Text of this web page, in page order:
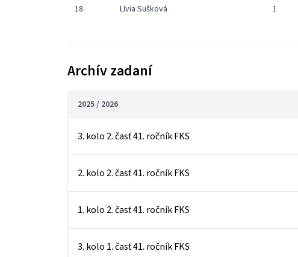
18. Lívia Sušková 1
Archív zadaní
2025 / 2026
3. kolo 2. časť 41. ročník FKS
2. kolo 2. časť 41. ročník FKS
1. kolo 2. časť 41. ročník FKS
3. kolo 1. časť 41. ročník FKS